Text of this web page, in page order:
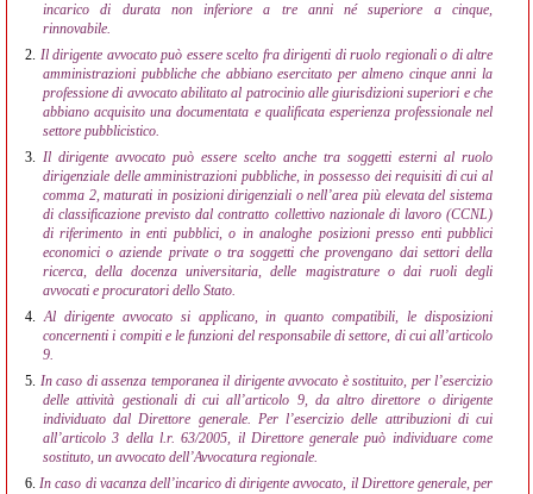
incarico di durata non inferiore a tre anni né superiore a cinque,
rinnovabile.
2. Il dirigente avvocato può essere scelto fra dirigenti di ruolo regionali o di altre
amministrazioni pubbliche che abbiano esercitato per almeno cinque anni la
professione di avvocato abilitato al patrocinio alle giurisdizioni superiori e che
abbiano acquisito una documentata e qualificata esperienza professionale nel
settore pubblicistico.
3. Il dirigente avvocato può essere scelto anche tra soggetti esterni al ruolo
dirigenziale delle amministrazioni pubbliche, in possesso dei requisiti di cui al
comma 2, maturati in posizioni dirigenziali o nell’area più elevata del sistema
di classificazione previsto dal contratto collettivo nazionale di lavoro (CCNL)
di riferimento in enti pubblici, o in analoghe posizioni presso enti pubblici
economici o aziende private o tra soggetti che provengano dai settori della
ricerca, della docenza universitaria, delle magistrature o dai ruoli degli
avvocati e procuratori dello Stato.
4. Al dirigente avvocato si applicano, in quanto compatibili, le disposizioni
concernenti i compiti e le funzioni del responsabile di settore, di cui all’articolo
9.
5. In caso di assenza temporanea il dirigente avvocato è sostituito, per l’esercizio
delle attività gestionali di cui all’articolo 9, da altro direttore o dirigente
individuato dal Direttore generale. Per l’esercizio delle attribuzioni di cui
all’articolo 3 della l.r. 63/2005, il Direttore generale può individuare come
sostituto, un avvocato dell’Avvocatura regionale.
6. In caso di vacanza dell’incarico di dirigente avvocato, il Direttore generale, per